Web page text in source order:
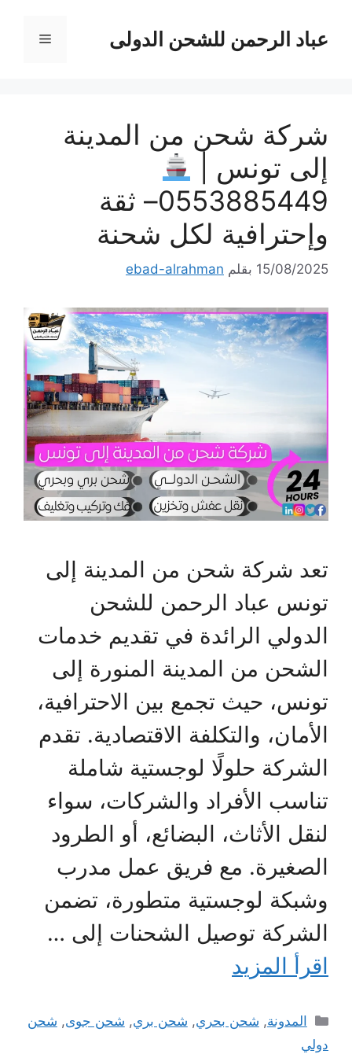
المحتوىعباد الرحمن للشحن الدولى القائمة
شركة شحن من المدينة
إلى تونس |
0553885449– ثقة
وإحترافية لكل شحنة
15/08/2025 بقلم ebad-alrahman
تعد شركة شحن من المدينة إلى
تونس عباد الرحمن للشحن
الدولي الرائدة في تقديم خدمات
الشحن من المدينة المنورة إلى
تونس، حيث تجمع بين الاحترافية،
الأمان، والتكلفة الاقتصادية. تقدم
الشركة حلولًا لوجستية شاملة
تناسب الأفراد والشركات، سواء
لنقل الأثاث، البضائع، أو الطرود
الصغيرة. مع فريق عمل مدرب
وشبكة لوجستية متطورة، تضمن
الشركة توصيل الشحنات إلى …
اقرأ المزيد
التصنيفات
المدونة, شحن بحري, شحن بري, شحن جوى, شحن
دولي